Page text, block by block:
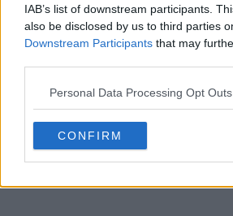
IAB’s list of downstream participants.
also be disclosed by us to third parties
Downstream Participants that may
Personal Data Processing Opt Outs
CONFIRM
Presentata la prima maglia
Zulte Waregem